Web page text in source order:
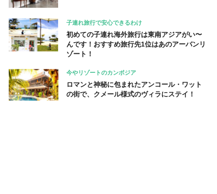
子連れ旅行で安心できるわけ
初めての子連れ海外旅行は東南アジアがい〜
んです！おすすめ旅行先1位はあのアーバンリ
ゾート！
今やリゾートのカンボジア
ロマンと神秘に包まれたアンコール・ワット
の街で、クメール様式のヴィラにステイ！